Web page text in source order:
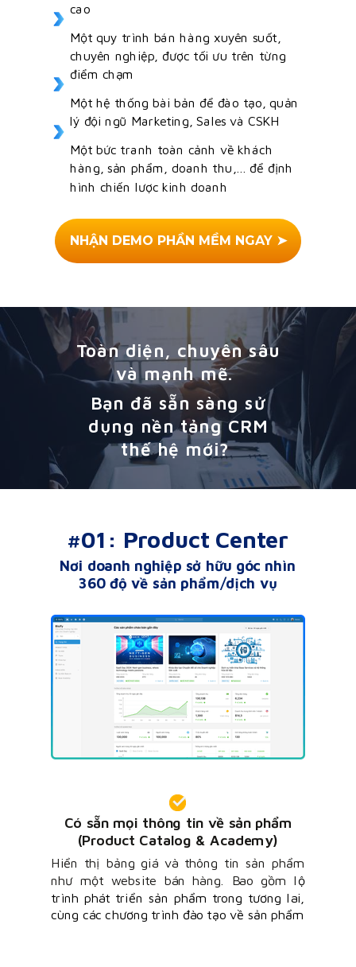
Nơi doanh nghiệp sở hữu góc nhìn
360 độ về sản phẩm/dịch vụ
NHẬN DEMO PHẦN MỀM NGAY ➤
#01: Product Center
cao
Một quy trình bán hàng xuyên suốt,
chuyên nghiệp, được tối ưu trên từng
điểm chạm
Một hệ thống bài bản để đào tạo, quản
lý đội ngũ Marketing, Sales và CSKH
Một bức tranh toàn cảnh về khách
hàng, sản phẩm, doanh thu,... để định
hình chiến lược kinh doanh
Toàn diện, chuyên sâu
và mạnh mẽ.
Bạn đã sẵn sàng sử
dụng nền tảng CRM
thế hệ mới?
Có sẵn mọi thông tin về sản phẩm
(Product Catalog & Academy)
Hiển thị bảng giá và thông tin sản phẩm
như một website bán hàng. Bao gồm l ộ
trình phát triển sản phẩm trong tương lai,
cùng các chương trình đào tạo về sản phẩm